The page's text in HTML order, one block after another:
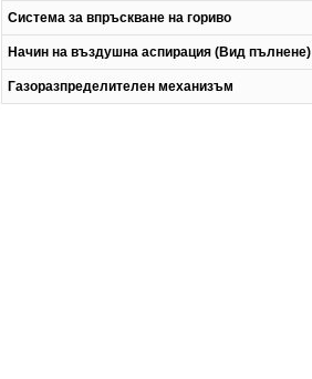
Система за впръскване на гориво
Начин на въздушна аспирация (Вид пълнене)
Газоразпределителен механизъм